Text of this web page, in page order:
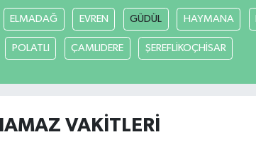
ELMADAĞ EVREN GÜDÜL HAYMANA
POLATLI ÇAMLIDERE ŞEREFLİKOÇHİSAR
VAKITLERI